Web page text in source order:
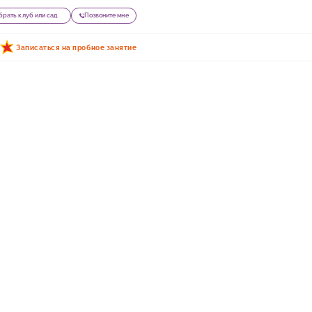
клуб или сад Позвоните мне
Записаться на пробное занятие